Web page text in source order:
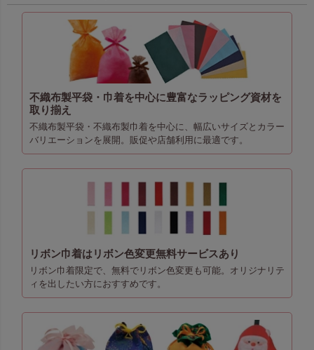
不織布製平袋・巾着を中心に豊富なラッピング資材を
取り揃え
不織布製平袋・不織布製巾着を中心に、幅広いサイズとカラー
バリエーションを展開。販促や店舗利用に最適です。
リボン巾着はリボン色変更無料サービスあり
リボン巾着限定で、無料でリボン色変更も可能。オリジナリテ
ィを出したい方におすすめです。